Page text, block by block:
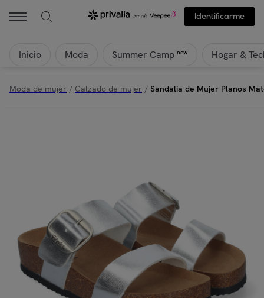
Identificarme
Inicio Moda Summer Camp new Hogar &
Moda de mujer / Calzado de mujer / Sandalia de Mujer Planos